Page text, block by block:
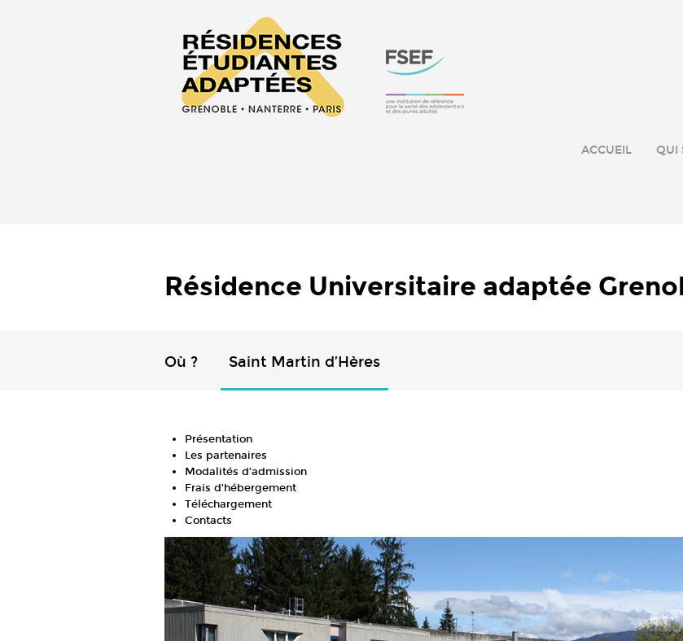
ACCUEIL QUI
Résidence Universitaire adaptée
Où ? Saint Martin d’Hères
Présentation
Les partenaires
Modalités d’admission
Frais d’hébergement
Téléchargement
Contacts